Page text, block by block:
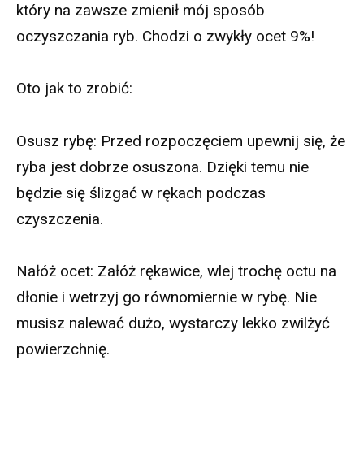
który na zawsze zmienił mój sposób
oczyszczania ryb. Chodzi o zwykły ocet 9%!
Oto jak to zrobić:
Osusz rybę: Przed rozpoczęciem upewnij się, że
ryba jest dobrze osuszona. Dzięki temu nie
będzie się ślizgać w rękach podczas
czyszczenia.
Nałóż ocet: Załóż rękawice, wlej trochę octu na
dłonie i wetrzyj go równomiernie w rybę. Nie
musisz nalewać dużo, wystarczy lekko zwilżyć
powierzchnię.